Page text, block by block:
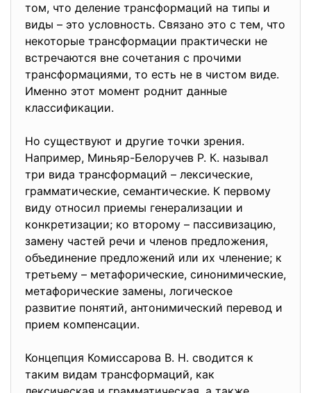
том, что деление трансформаций на типы и
виды – это условность. Связано это с тем, что
некоторые трансформации практически не
встречаются вне сочетания с прочими
трансформациями, то есть не в чистом виде.
Именно этот момент роднит данные
классификации.
Но существуют и другие точки зрения.
Например, Миньяр-Белоручев Р. К. называл
три вида трансформаций – лексические,
грамматические, семантические. К первому
виду относил приемы генерализации и
конкретизации; ко второму – пассивизацию,
замену частей речи и членов предложения,
объединение предложений или их членение; к
третьему – метафорические, синонимические,
метафорические замены, логическое
развитие понятий, антонимический перевод и
прием компенсации.
Концепция Комиссарова В. Н. сводится к
таким видам трансформаций, как